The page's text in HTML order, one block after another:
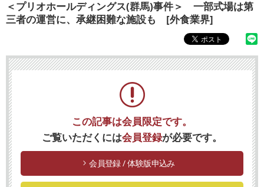
＜プリオホールディングス(群馬)事件＞ 一部式場は第
三者の運営に、承継困難な施設も [外食業界]
この記事は会員限定です。
ご覧いただくには会員登録が必要です。
会員登録 / 体験版申込み